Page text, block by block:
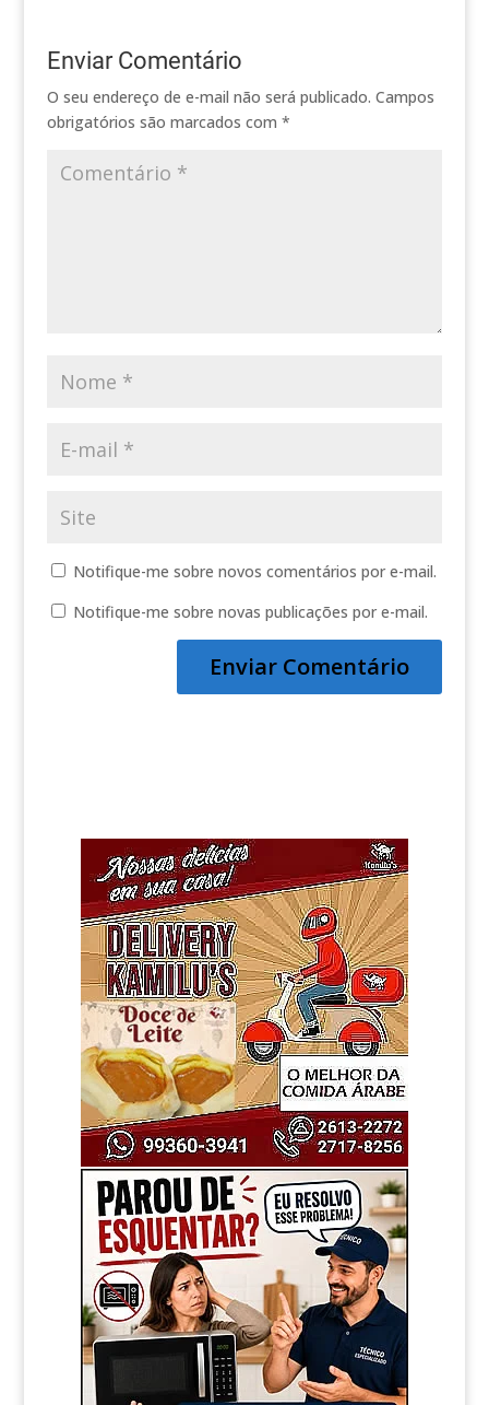
Enviar Comentário
O seu endereço de e-mail não será publicado. Campos
obrigatórios são marcados com *
Notifique-me sobre novos comentários por e-mail.
Notifique-me sobre novas publicações por e-mail.